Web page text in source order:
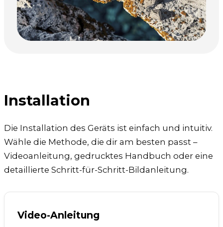
Installation
Die Installation des Geräts ist einfach und intuitiv.
Wähle die Methode, die dir am besten passt –
Videoanleitung, gedrucktes Handbuch oder eine
detaillierte Schritt-für-Schritt-Bildanleitung.
Video-Anleitung